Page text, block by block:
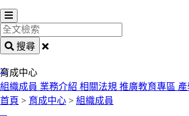
全
文
索
搜尋
:::
育成中心
組織成員 業務介紹 相關法規 推廣教育專區
首頁 > 育成中心 > 組織成員